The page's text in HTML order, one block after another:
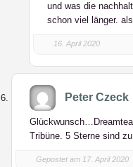
und was die
schon viel länger.
16. April 2020
Peter Czeck
Tribüne. 5 Sterne sind
Gepostet am 17. April 2020